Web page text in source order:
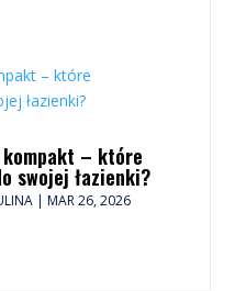
kompakt – które
swojej łazienki?
| MAR 26, 2026